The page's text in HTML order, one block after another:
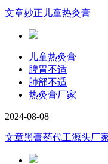
文章妙正儿童热灸膏
儿童热灸膏
脾胃不适
肺部不适
热灸膏厂家
2024-08-08
文章黑膏药代工源头厂